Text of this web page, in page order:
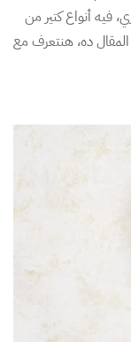
فيه أنواع كتير من
ده، هنتعرف مع